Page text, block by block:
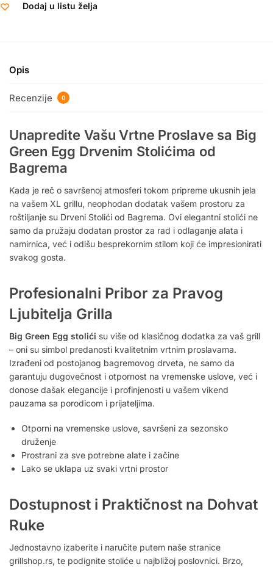
Dodaj u listu želja
Opis
Recenzije 0
Unapredite Vašu Vrtne Proslave sa Big
Green Egg Drvenim Stolićima od
Bagrema
Kada je reč o savršenoj atmosferi tokom pripreme ukusnih jela
na vašem XL grillu, neophodan dodatak vašem prostoru za
roštiljanje su Drveni Stolići od Bagrema. Ovi elegantni stolići ne
samo da pružaju dodatan prostor za rad i odlaganje alata i
namirnica, već i odišu besprekornim stilom koji će impresionirati
svakog gosta.
Profesionalni Pribor za Pravog
Ljubitelja Grilla
Big Green Egg stolići su više od klasičnog dodatka za vaš grill
– oni su simbol predanosti kvalitetnim vrtnim proslavama.
Izrađeni od postojanog bagremovog drveta, ne samo da
garantuju dugovečnost i otpornost na vremenske uslove, već i
donose dašak elegancije i profinjenosti u vašem vikend
pauzama sa porodicom i prijateljima.
Otporni na vremenske uslove, savršeni za sezonsko
druženje
Prostrani za sve potrebne alate i začine
Lako se uklapa uz svaki vrtni prostor
Dostupnost i Praktičnost na Dohvat
Ruke
Jednostavno izaberite i naručite putem naše stranice
grillshop.rs, te podignite stoliće u najbližoj poslovnici. Brzo,